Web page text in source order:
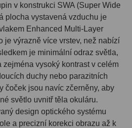
v konstrukci SWA (Super Wide
plocha vystavená vzduchu je
Enhanced Multi-Layer
je výrazně více vrstev, než nabízí
je minimální odraz světla,
vysoký kontrast v celém
duchy nebo parazitních
čoček jsou navíc zčerněny, aby
světlo uvnitř těla okuláru.
design optického systému
a precizní korekci obrazu až k